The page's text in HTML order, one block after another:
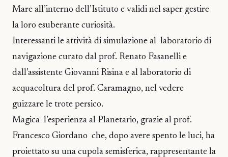
Mare all’interno dell’Istituto e validi nel saper gestire
la loro esuberante curiosità.
Interessanti le attività di simulazione al laboratorio di
navigazione curato dal prof. Renato Fasanelli e
dall’assistente Giovanni Risina e al laboratorio di
acquacoltura del prof. Caramagno, nel vedere
guizzare le trote persico.
Magica l’esperienza al Planetario, grazie al prof.
Francesco Giordano che, dopo avere spento le luci, ha
proiettato su una cupola semisferica, rappresentante la